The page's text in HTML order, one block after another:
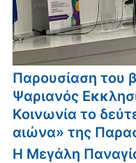
Παρουσίαση του
Ψαριανός
Κοινωνία το
αιώνα» της
Η Μεγάλη